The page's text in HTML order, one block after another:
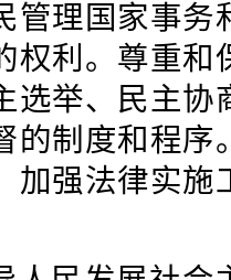
管理国家事务
权利。尊重和
选举、民主协
的制度和程序
加强法律实施